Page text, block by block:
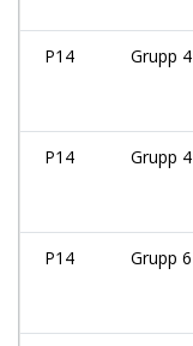
P14 Grupp 4
P14 Grupp 4
P14 Grupp 6